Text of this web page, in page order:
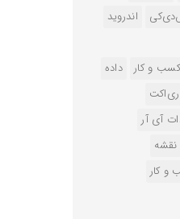
اندروید
و کار
داده
ری‌اکت
آی آر
نقشه
و کار